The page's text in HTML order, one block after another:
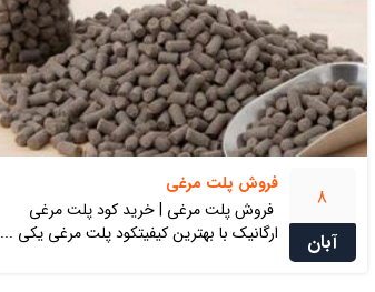
8
آبان
فروش پلت مرغی
فروش پلت مرغی | خرید کود پلت مرغی
ارگانیک با بهترین کیفیتکود پلت مرغی یکی ...